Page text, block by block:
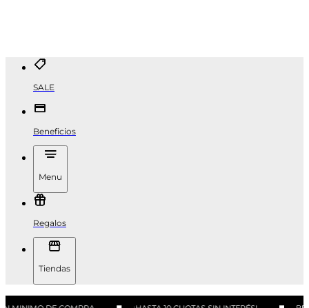
SALE
Beneficios
Menu
Regalos
Tiendas